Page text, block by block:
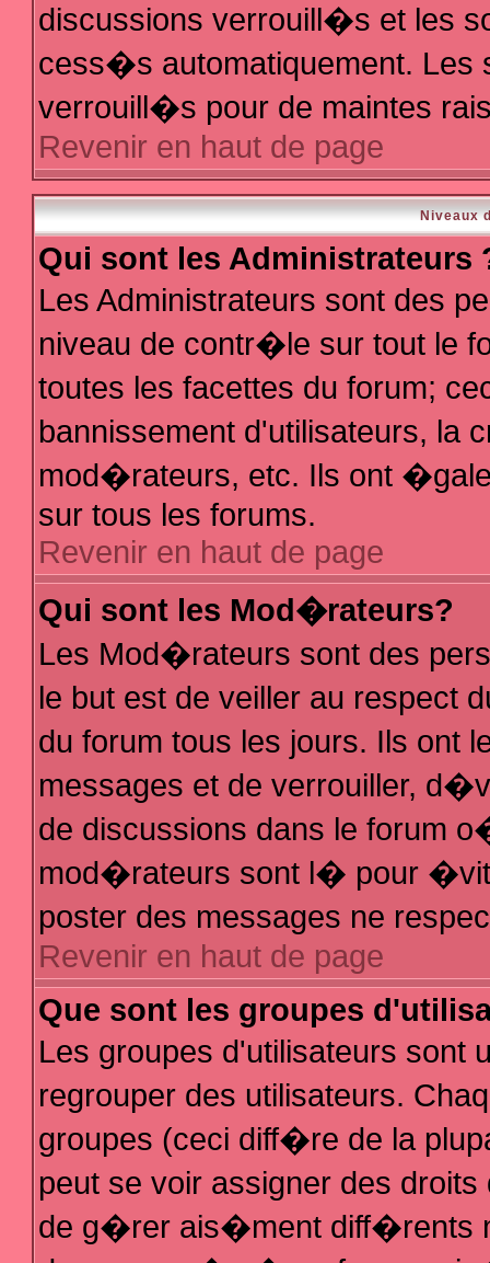
discussions verrouill�s et les
cess�s automatiquement.
verrouill�s pour de maintes
Revenir en haut de page
Niveaux
Qui sont les Administrateurs
Les Administrateurs sont des
niveau de contr�le sur tout le
toutes les facettes du forum;
bannissement d'utilisateurs, la
mod�rateurs, etc. Ils ont
sur tous les forums.
Revenir en haut de page
Qui sont les Mod�rateurs?
Les Mod�rateurs sont des
le but est de veiller au respect
du forum tous les jours. Ils ont
messages et de verrouiller,
de discussions dans le forum
mod�rateurs sont l� pour
poster des messages ne
Revenir en haut de page
Que sont les groupes
Les groupes d'utilisateurs sont
regrouper des utilisateurs.
groupes (ceci diff�re de la
peut se voir assigner des
de g�rer ais�ment diff�rents